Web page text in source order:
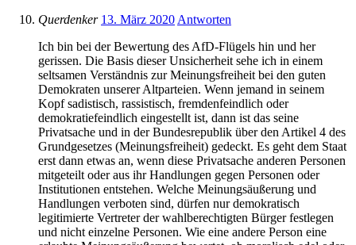
Querdenker 13. März 2020 Antworten
Ich bin bei der Bewertung des AfD-Flügels hin und her
gerissen. Die Basis dieser Unsicherheit sehe ich in einem
seltsamen Verständnis zur Meinungsfreiheit bei den guten
Demokraten unserer Altparteien. Wenn jemand in seinem
Kopf sadistisch, rassistisch, fremdenfeindlich oder
demokratiefeindlich eingestellt ist, dann ist das seine
Privatsache und in der Bundesrepublik über den Artikel 4 des
Grundgesetzes (Meinungsfreiheit) gedeckt. Es geht dem Staat
erst dann etwas an, wenn diese Privatsache anderen Personen
mitgeteilt oder aus ihr Handlungen gegen Personen oder
Institutionen entstehen. Welche Meinungsäußerung und
Handlungen verboten sind, dürfen nur demokratisch
legitimierte Vertreter der wahlberechtigten Bürger festlegen
und nicht einzelne Personen. Wie eine andere Person eine